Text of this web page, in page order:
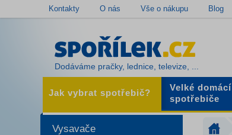
Kontakty O nás Vše o nákupu Blog
Dodáváme pračky, lednice, televize, ...
Jak vybrat spotřebič?
Velké domácí
spotřebiče
Vysavače